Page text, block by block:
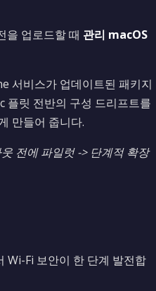
을 업로드할 때 관리 macOS
서비스가 업데이트된 패키지
플릿 전반의 구성 드리프트를
만들어 줍니다.
전에 파일럿 -> 단계적 확장
Wi-Fi 보안이 한 단계 발전합